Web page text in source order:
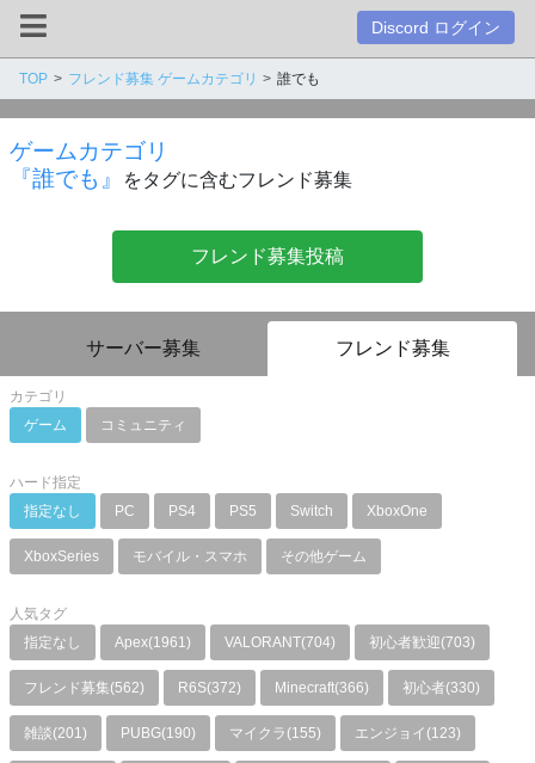
Discord ログイン
TOP フレンド募集 ゲームカテゴリ 誰でも
ゲームカテゴリ
『誰でも』
をタグに含むフレンド募集
フレンド募集投稿
サーバー募集 フレンド募集
カテゴリ
ゲーム
コミュニティ
ハード指定
指定なし
PC PS4 PS5 Switch XboxOne
XboxSeries モバイル・スマホ その他ゲーム
人気タグ
指定なし
Apex(1961) VALORANT(704) 初心者歓迎(703)
フレンド募集(562) R6S(372) Minecraft(366) 初心者(330)
雑談(201) PUBG(190) マイクラ(155) エンジョイ(123)